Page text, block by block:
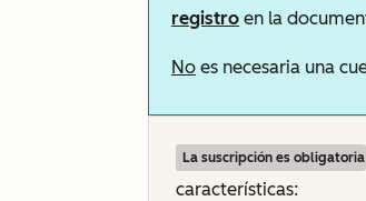
registro en la
No es necesaria una
La suscripción es obligatoria
características: